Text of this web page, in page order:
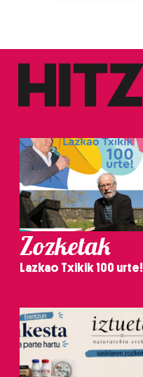
Zozketak
Lazkao Txikik 100 urte!